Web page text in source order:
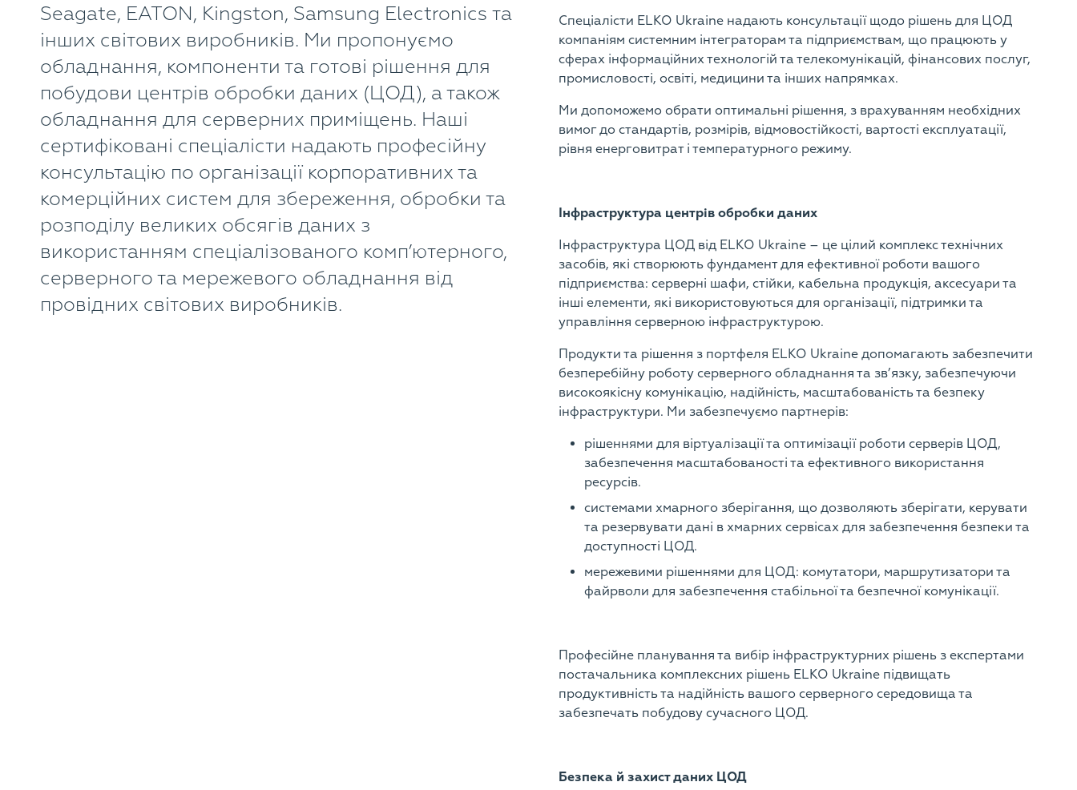
Seagate, EATON, Kingston, Samsung Electronics та
інших світових виробників. Ми пропонуємо
обладнання, компоненти та готові рішення для
побудови центрів обробки даних (ЦОД), а також
обладнання для серверних приміщень. Наші
сертифіковані спеціалісти надають професійну
консультацію по організації корпоративних та
комерційних систем для збереження, обробки та
розподілу великих обсягів даних з
використанням спеціалізованого комп’ютерного,
серверного та мережевого обладнання від
провідних світових виробників.
Спеціалісти ELKO Ukraine надають консультації щодо рішень для ЦОД
компаніям системним інтеграторам та підприємствам, що працюють у
сферах інформаційних технологій та телекомунікацій, фінансових послуг,
промисловості, освіті, медицини та інших напрямках.
Ми допоможемо обрати оптимальні рішення, з врахуванням необхідних
вимог до стандартів, розмірів, відмовостійкості, вартості експлуатації,
рівня енерговитрат і температурного режиму.
Інфраструктура центрів обробки даних
Інфраструктура ЦОД від ELKO Ukraine – це цілий комплекс технічних
засобів, які створюють фундамент для ефективної роботи вашого
підприємства: серверні шафи, стійки, кабельна продукція, аксесуари та
інші елементи, які використовуються для організації, підтримки та
управління серверною інфраструктурою.
Продукти та рішення з портфеля ELKO Ukraine допомагають забезпечити
безперебійну роботу серверного обладнання та зв’язку, забезпечуючи
високоякісну комунікацію, надійність, масштабованість та безпеку
інфраструктури. Ми забезпечуємо партнерів:
рішеннями для віртуалізації та оптимізації роботи серверів ЦОД,
забезпечення масштабованості та ефективного використання
ресурсів.
системами хмарного зберігання, що дозволяють зберігати, керувати
та резервувати дані в хмарних сервісах для забезпечення безпеки та
доступності ЦОД.
мережевими рішеннями для ЦОД: комутатори, маршрутизатори та
файрволи для забезпечення стабільної та безпечної комунікації.
Професійне планування та вибір інфраструктурних рішень з експертами
постачальника комплексних рішень ELKO Ukraine підвищать
продуктивність та надійність вашого серверного середовища та
забезпечать побудову сучасного ЦОД.
Безпека й захист даних ЦОД